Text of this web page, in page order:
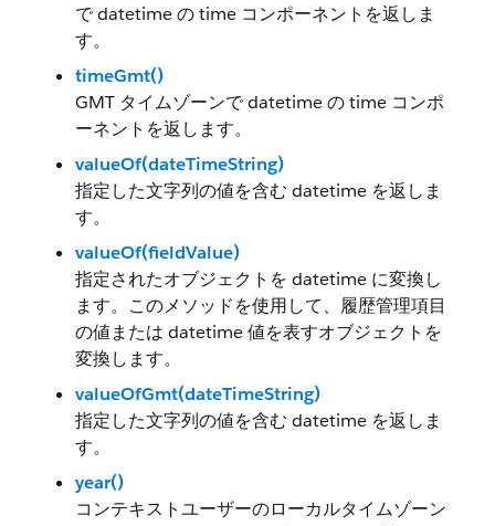
で datetime の time コンポーネントを返しま
す。
timeGmt()
GMT タイムゾーンで datetime の time コンポ
ーネントを返します。
valueOf(dateTimeString)
指定した文字列の値を含む datetime を返しま
す。
valueOf(fieldValue)
指定されたオブジェクトを datetime に変換し
ます。このメソッドを使用して、履歴管理項目
の値または datetime 値を表すオブジェクトを
変換します。
valueOfGmt(dateTimeString)
指定した文字列の値を含む datetime を返しま
す。
year()
コンテキストユーザーのローカルタイムゾーン